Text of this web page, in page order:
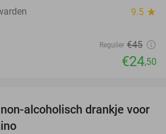
9.5 star
Regulier €45
€24,50
52%
alcoholisch drankje voor